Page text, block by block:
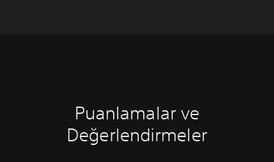
Puanlamalar ve
Değerlendirmeler